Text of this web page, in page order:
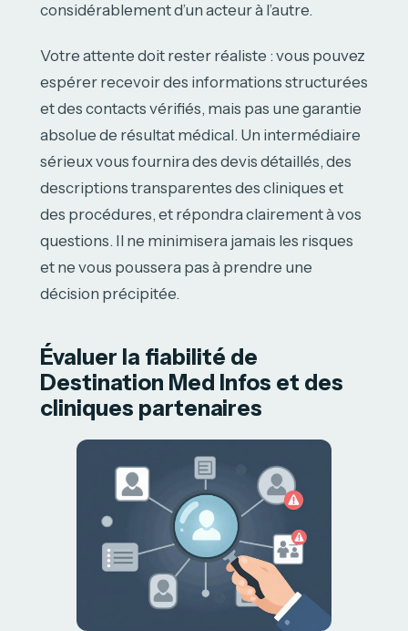
considérablement d’un acteur à l’autre.
Votre attente doit rester réaliste : vous pouvez
espérer recevoir des informations structurées
et des contacts vérifiés, mais pas une garantie
absolue de résultat médical. Un intermédiaire
sérieux vous fournira des devis détaillés, des
descriptions transparentes des cliniques et
des procédures, et répondra clairement à vos
questions. Il ne minimisera jamais les risques
et ne vous poussera pas à prendre une
décision précipitée.
Évaluer la fiabilité de
Destination Med Infos et des
cliniques partenaires